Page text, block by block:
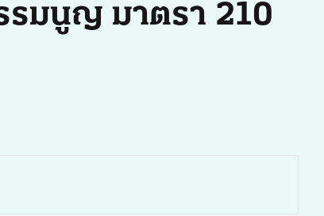
รมนูญ มาตรา 210